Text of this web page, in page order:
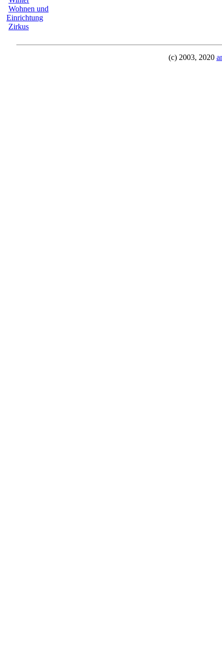
Wohnen und
Einrichtung
Zirkus
(c) 2003, 2020